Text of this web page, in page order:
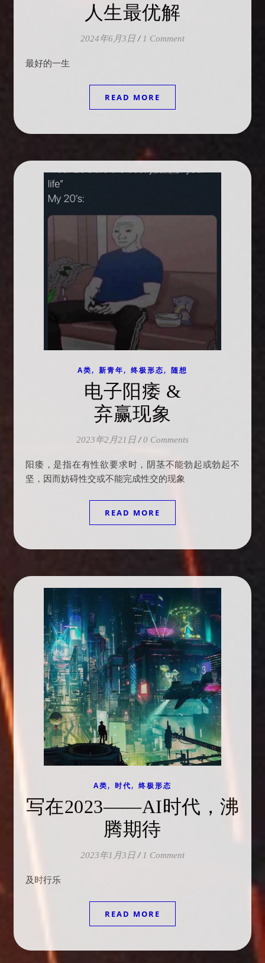
人生最优解
2024年6月3日 / 1 Comment
最好的一生
READ MORE
A类, 新青年, 终极形态, 随想
电子阳痿 &
弃赢现象
2023年2月21日 / 0 Comments
阳痿，是指在有性欲要求时，阴茎不能勃起或勃起不
坚，因而妨碍性交或不能完成性交的现象
READ MORE
A类, 时代, 终极形态
写在2023——AI时代，沸
腾期待
2023年1月3日 / 1 Comment
及时行乐
READ MORE